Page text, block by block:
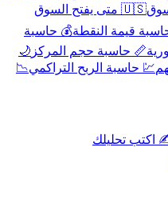
🇺🇸 متى يفتح السوق
قيمة النقطة💰 حاسبة
📏 حاسبة حجم المركز 🌙
💹 حاسبة الربح التراكمي📉
اكتب تحليلك